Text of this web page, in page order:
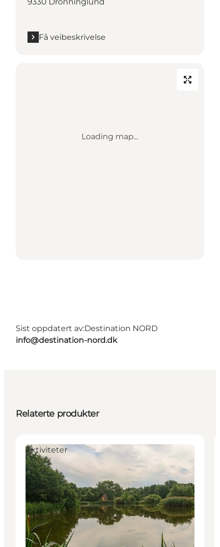
Få veibeskrivelse
Loading map...
Sist oppdatert av:Destination NORD
info@destination-nord.dk
Relaterte produkter
Aktiviteter